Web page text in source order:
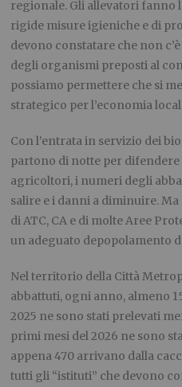
regionale. Gli allevatori fanno
rigide misure igieniche e di
devono constatare che non
degli organismi preposti al
possiamo permettere che si
strategico per l’economia
Con l’entrata in servizio dei
partono di notte per
agricoltori, i numeri degli
salire e i danni a diminuire.
di ATC, CA e di molte Aree
un adeguato depopolamento
Nel territorio della Città
abbattuti, ogni anno, almeno
2025 ne sono stati prelevati
primi mesi del 2026 ne sono
appena 470 arrivano dalla
tutti gli “istituti” che devono